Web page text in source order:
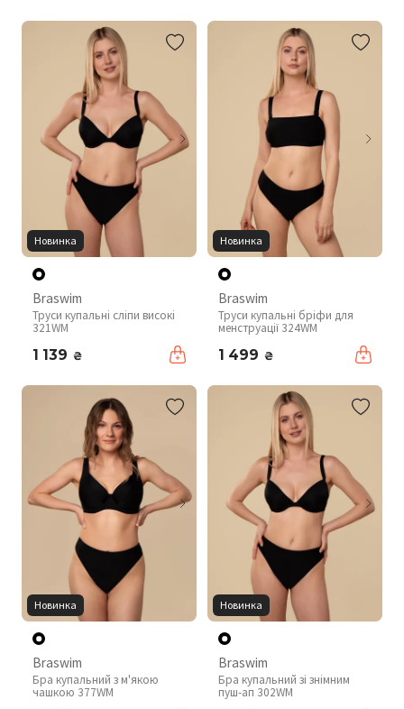
Новинка
Braswim
Труси купальні сліпи високі
321WM
1 139 ₴
Новинка
Braswim
Труси купальні бріфи для
менструації 324WM
1 499 ₴
Новинка
Braswim
Бра купальний з м'якою
чашкою 377WM
Новинка
Braswim
Бра купальний зі знімним
пуш-ап 302WM